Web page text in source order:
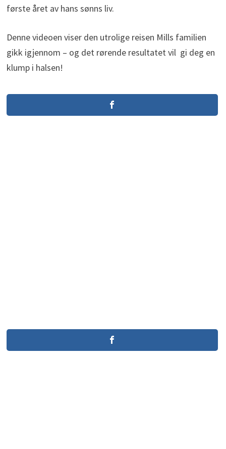
første året av hans sønns liv.
Denne videoen viser den utrolige reisen Mills familien
gikk igjennom – og det rørende resultatet vil gi deg en
klump i halsen!